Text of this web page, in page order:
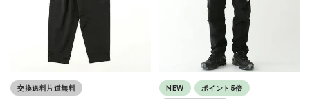
交換送料片道無料 NEW ポイント5倍